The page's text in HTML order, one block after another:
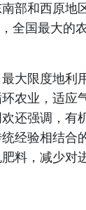
部和西原地
全国最大的
大限度地利
农业，适应
还强调，有
经验相结合
料，减少对